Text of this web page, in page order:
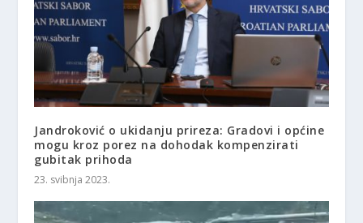
Jandroković o ukidanju prireza: Gradovi i općine
mogu kroz porez na dohodak kompenzirati
gubitak prihoda
23. svibnja 2023.